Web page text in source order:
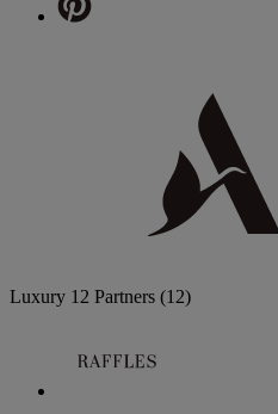
Luxury 12 Partners (12)